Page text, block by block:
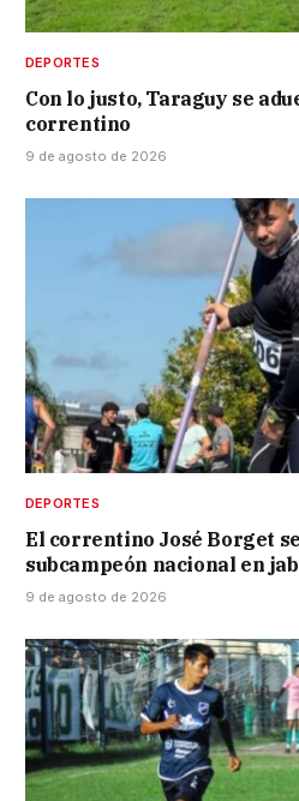
DEPORTES
Con lo justo, Taraguy se
correntino
9 de agosto de 2026
DEPORTES
El correntino José Borget
subcampeón nacional en
9 de agosto de 2026